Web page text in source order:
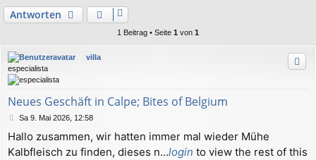
Antworten
1 Beitrag • Seite 1 von 1
villa
especialista
Neues Geschäft in Calpe; Bites of Belgium
B
i
t
Sa 9. Mai 2026, 12:58
Hallo zusammen, wir hatten immer mal wieder Mühe
Kalbfleisch zu finden, dieses n…login to view the rest of this